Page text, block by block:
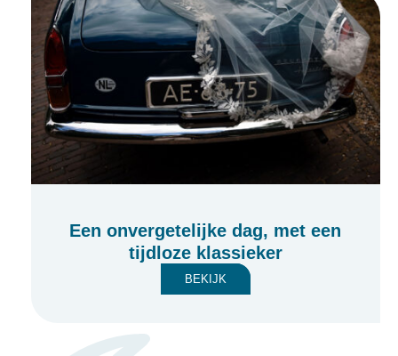
Een onvergetelijke dag, met een
tijdloze klassieker
BEKIJK